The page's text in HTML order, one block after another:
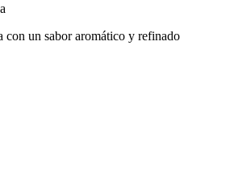
con un sabor aromático y refinado